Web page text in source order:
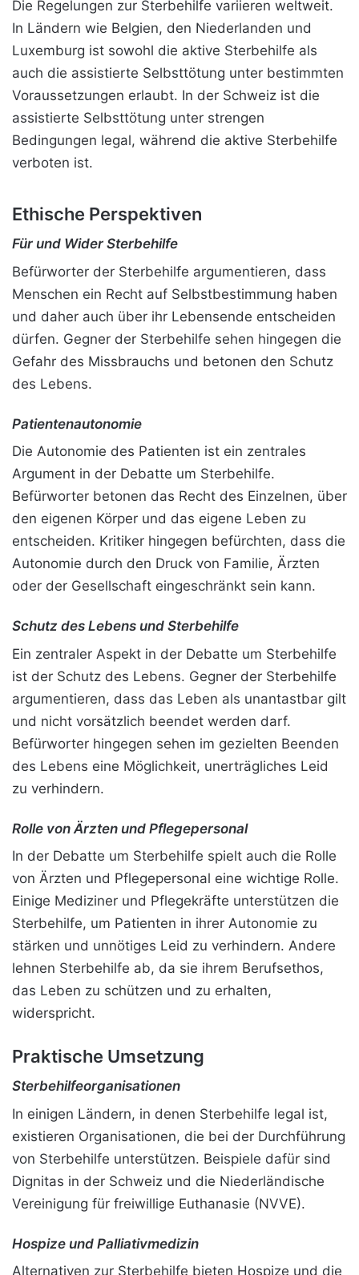
Die Regelungen zur Sterbehilfe variieren weltweit.
In Ländern wie Belgien, den Niederlanden und
Luxemburg ist sowohl die aktive Sterbehilfe als
auch die assistierte Selbsttötung unter bestimmten
Voraussetzungen erlaubt. In der Schweiz ist die
assistierte Selbsttötung unter strengen
Bedingungen legal, während die aktive Sterbehilfe
verboten ist.
Ethische Perspektiven
Für und Wider Sterbehilfe
Befürworter der Sterbehilfe argumentieren, dass
Menschen ein Recht auf Selbstbestimmung haben
und daher auch über ihr Lebensende entscheiden
dürfen. Gegner der Sterbehilfe sehen hingegen die
Gefahr des Missbrauchs und betonen den Schutz
des Lebens.
Patientenautonomie
Die Autonomie des Patienten ist ein zentrales
Argument in der Debatte um Sterbehilfe.
Befürworter betonen das Recht des Einzelnen, über
den eigenen Körper und das eigene Leben zu
entscheiden. Kritiker hingegen befürchten, dass die
Autonomie durch den Druck von Familie, Ärzten
oder der Gesellschaft eingeschränkt sein kann.
Schutz des Lebens und Sterbehilfe
Ein zentraler Aspekt in der Debatte um Sterbehilfe
ist der Schutz des Lebens. Gegner der Sterbehilfe
argumentieren, dass das Leben als unantastbar gilt
und nicht vorsätzlich beendet werden darf.
Befürworter hingegen sehen im gezielten Beenden
des Lebens eine Möglichkeit, unerträgliches Leid
zu verhindern.
Rolle von Ärzten und Pflegepersonal
In der Debatte um Sterbehilfe spielt auch die Rolle
von Ärzten und Pflegepersonal eine wichtige Rolle.
Einige Mediziner und Pflegekräfte unterstützen die
Sterbehilfe, um Patienten in ihrer Autonomie zu
stärken und unnötiges Leid zu verhindern. Andere
lehnen Sterbehilfe ab, da sie ihrem Berufsethos,
das Leben zu schützen und zu erhalten,
widerspricht.
Praktische Umsetzung
Sterbehilfeorganisationen
In einigen Ländern, in denen Sterbehilfe legal ist,
existieren Organisationen, die bei der Durchführung
von Sterbehilfe unterstützen. Beispiele dafür sind
Dignitas in der Schweiz und die Niederländische
Vereinigung für freiwillige Euthanasie (NVVE).
Hospize und Palliativmedizin
Alternativen zur Sterbehilfe bieten Hospize und die